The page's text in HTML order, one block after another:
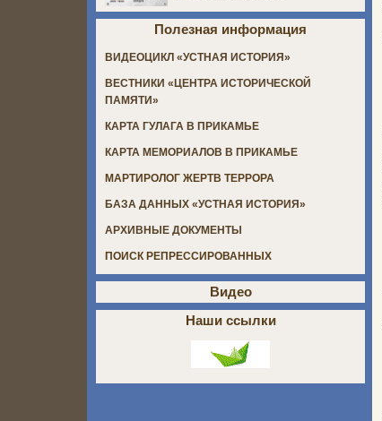
Полезная информация
ВИДЕОЦИКЛ «УСТНАЯ ИСТОРИЯ»
ВЕСТНИКИ «ЦЕНТРА ИСТОРИЧЕСКОЙ
ПАМЯТИ»
КАРТА ГУЛАГА В ПРИКАМЬЕ
КАРТА МЕМОРИАЛОВ В ПРИКАМЬЕ
МАРТИРОЛОГ ЖЕРТВ ТЕРРОРА
БАЗА ДАННЫХ «УСТНАЯ ИСТОРИЯ»
АРХИВНЫЕ ДОКУМЕНТЫ
ПОИСК РЕПРЕССИРОВАННЫХ
Видео
Наши ссылки